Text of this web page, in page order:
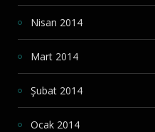
Nisan 2014
Mart 2014
Şubat 2014
Ocak 2014